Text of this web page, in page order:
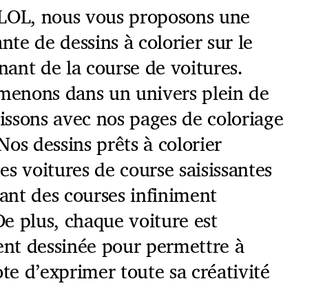
nous vous proposons une
de dessins à colorier sur le
de la course de voitures.
dans un univers plein de
avec nos pages de coloriage
dessins prêts à colorier
voitures de course saisissantes
des courses infiniment
plus, chaque voiture est
dessinée pour permettre à
d’exprimer toute sa créativité